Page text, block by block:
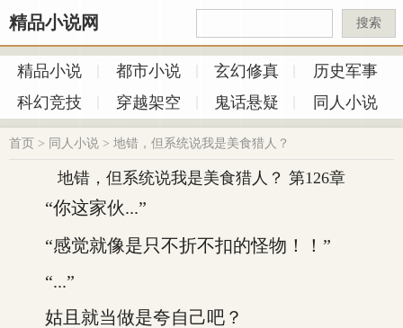
精品小说网 搜索
精品小说 都市小说 玄幻修真
历史军事
科幻竞技
穿越架空 鬼话悬疑 同人小说
首页 > 同人小说 > 地错，但系统说我是美食猎人？
地错，但系统说我是美食猎人？ 第126章
“你这家伙...”
“感觉就像是只不折不扣的怪物！！”
“...”
姑且就当做是夸自己吧？